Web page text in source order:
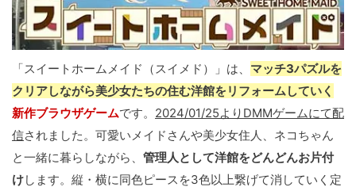
「スイートホームメイド（スイメド）」は、 マッチ3パズルを
クリアしながら美少女たちの住む洋館をリフォームしていく
新作ブラウザゲームです。 2024/01/25よりDMMゲームにて配
信されました。可愛いメイドさんや美少女住人、ネコちゃん
と一緒に暮らしながら、 管理人として洋館をどんどんお片付
けします。縦・横に同色ピースを3色以上繋げて消していく定